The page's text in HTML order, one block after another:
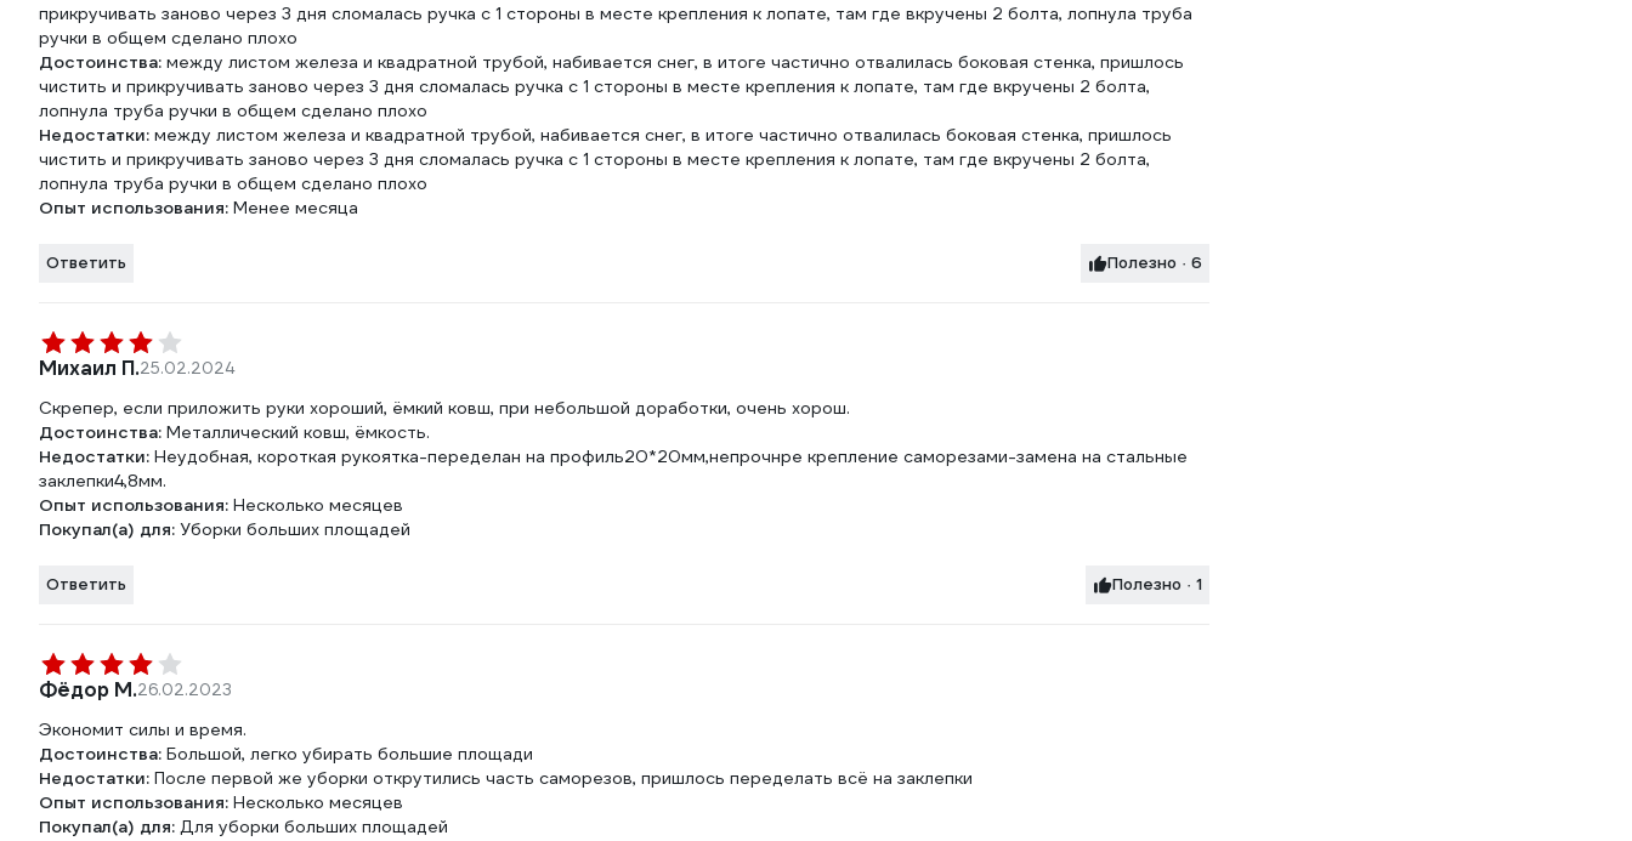
прикручивать заново через 3 дня сломалась ручка с 1 стороны в месте крепления к лопате, там где вкручены 2 болта, лопнула труба
ручки в общем сделано плохо
Достоинства: между листом железа и квадратной трубой, набивается снег, в итоге частично отвалилась боковая стенка, пришлось
чистить и прикручивать заново через 3 дня сломалась ручка с 1 стороны в месте крепления к лопате, там где вкручены 2 болта,
лопнула труба ручки в общем сделано плохо
Недостатки: между листом железа и квадратной трубой, набивается снег, в итоге частично отвалилась боковая стенка, пришлось
чистить и прикручивать заново через 3 дня сломалась ручка с 1 стороны в месте крепления к лопате, там где вкручены 2 болта,
лопнула труба ручки в общем сделано плохо
Опыт использования: Менее месяца
Ответить Полезно · 6
Михаил П.25.02.2024
Скрепер, если приложить руки хороший, ёмкий ковш, при небольшой доработки, очень хорош.
Достоинства: Металлический ковш, ёмкость.
Недостатки: Неудобная, короткая рукоятка-переделан на профиль20*20мм,непрочнре крепление саморезами-замена на стальные
заклепки4,8мм.
Опыт использования: Несколько месяцев
Покупал(а) для: Уборки больших площадей
Ответить Полезно · 1
Фёдор М.26.02.2023
Экономит силы и время.
Достоинства: Большой, легко убирать большие площади
Недостатки: После первой же уборки открутились часть саморезов, пришлось переделать всё на заклепки
Опыт использования: Несколько месяцев
Покупал(а) для: Для уборки больших площадей